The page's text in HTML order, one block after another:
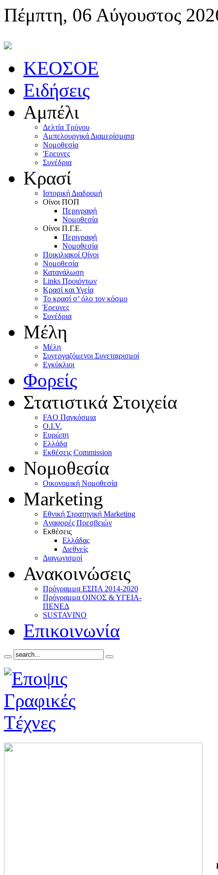
Πέμπτη, 06 Αύγουστος
KEOΣOE
Ειδήσεις
Αμπέλι
Δελτία Τρύγου
Αμπελουργικά Διαμερίσματα
Nομοθεσία
'Eρευνες
Συνέδρια
Κρασί
Iστορική Διαδρομή
Oίνοι ΠOΠ
Περιγραφή
Nομοθεσία
Oίνοι Π.Γ.E.
Περιγραφή
Νομοθεσία
Ποικιλιακοί Oίνοι
Nομοθεσία
Κατανάλωση
Links Προιόντων
Κρασί και Υγεία
To κρασί σ’ όλο τον κόσμο
Έρευνες
Συνέδρια
Μέλη
Mέλη
Συνεργαζόμενοι Συνεταιρισμοί
Εγκύκλιοι
Φορείς
Στατιστικά Στοιχεία
FAO Παγκόσμια
O.I.V.
Ευρώπη
Ελλάδα
Eκθέσεις Commission
Νομοθεσία
Οικονομική Νομοθεσία
Marketing
Eθνική Στρατηγική Marketing
Aναφορές Πρεσβειών
Eκθέσεις
Eλλάδας
Διεθνείς
Διαγωνισμοί
Ανακοινώσεις
Πρόγραμμα ΕΣΠΑ 2014-2020
Πρόγραμμα ΟΙΝΟΣ & ΥΓΕΙΑ-
ΠΕΝΕΔ
SUSTAVINO
Επικοινωνία